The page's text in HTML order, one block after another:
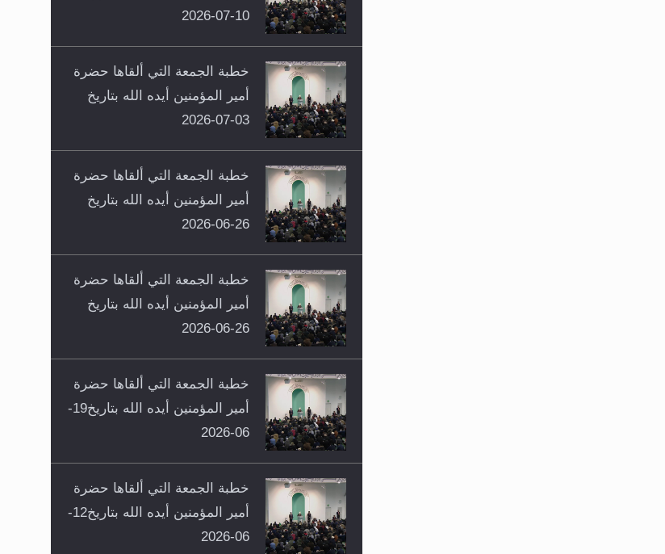
10-07-2026
خطبة الجمعة التي ألقاها حضرة
أمير المؤمنين أيده الله بتاريخ
03-07-2026
خطبة الجمعة التي ألقاها حضرة
أمير المؤمنين أيده الله بتاريخ
26-06-2026
خطبة الجمعة التي ألقاها حضرة
أمير المؤمنين أيده الله بتاريخ
26-06-2026
خطبة الجمعة التي ألقاها حضرة
أمير المؤمنين أيده الله بتاريخ19-
06-2026
خطبة الجمعة التي ألقاها حضرة
أمير المؤمنين أيده الله بتاريخ12-
06-2026